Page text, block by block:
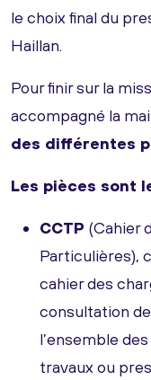
le choix final du
Haillan.
Pour finir sur la
accompagné la
des différentes
Les pièces sont
CCTP (Cahier
Particulières),
cahier des
consultation
l’ensemble
travaux ou